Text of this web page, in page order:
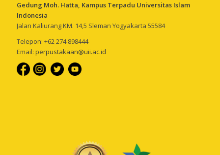
Gedung Moh. Hatta, Kampus Terpadu Universitas Islam
Indonesia
Jalan Kaliurang KM. 14,5 Sleman Yogyakarta 55584
Telepon: +62 274 898444
Email: perpustakaan@uii.ac.id